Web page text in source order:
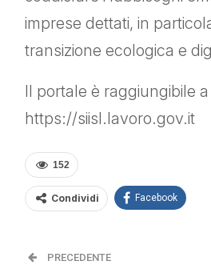
imprese dettati, in
transizione ecologica e
Il portale è raggiungibile
https://siisl.lavoro.gov.it
152
Condividi Facebook
PRECEDENTE